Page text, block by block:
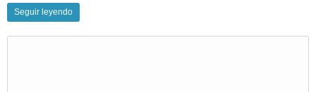
Seguir leyendo